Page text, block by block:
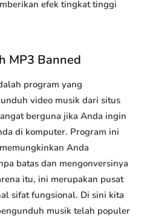
efek tingkat tinggi
MP3 Banned
program yang
video musik dari situs
berguna jika Anda ingin
di komputer. Program ini
Anda
batas dan mengonversinya
itu, ini merupakan pusat
sifat fungsional. Di sini kita
musik telah populer